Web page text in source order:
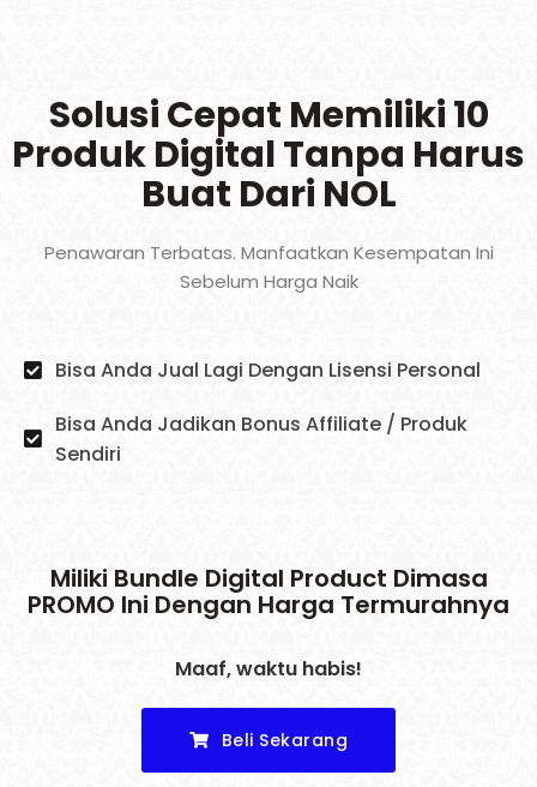
Solusi Cepat Memiliki 10
Produk Digital Tanpa Harus
Buat Dari NOL
Penawaran Terbatas. Manfaatkan Kesempatan Ini
Sebelum Harga Naik
Bisa Anda Jual Lagi Dengan Lisensi Personal
Bisa Anda Jadikan Bonus Affiliate / Produk
Sendiri
Miliki Bundle Digital Product Dimasa
PROMO Ini Dengan Harga Termurahnya
Maaf, waktu habis!
Beli Sekarang